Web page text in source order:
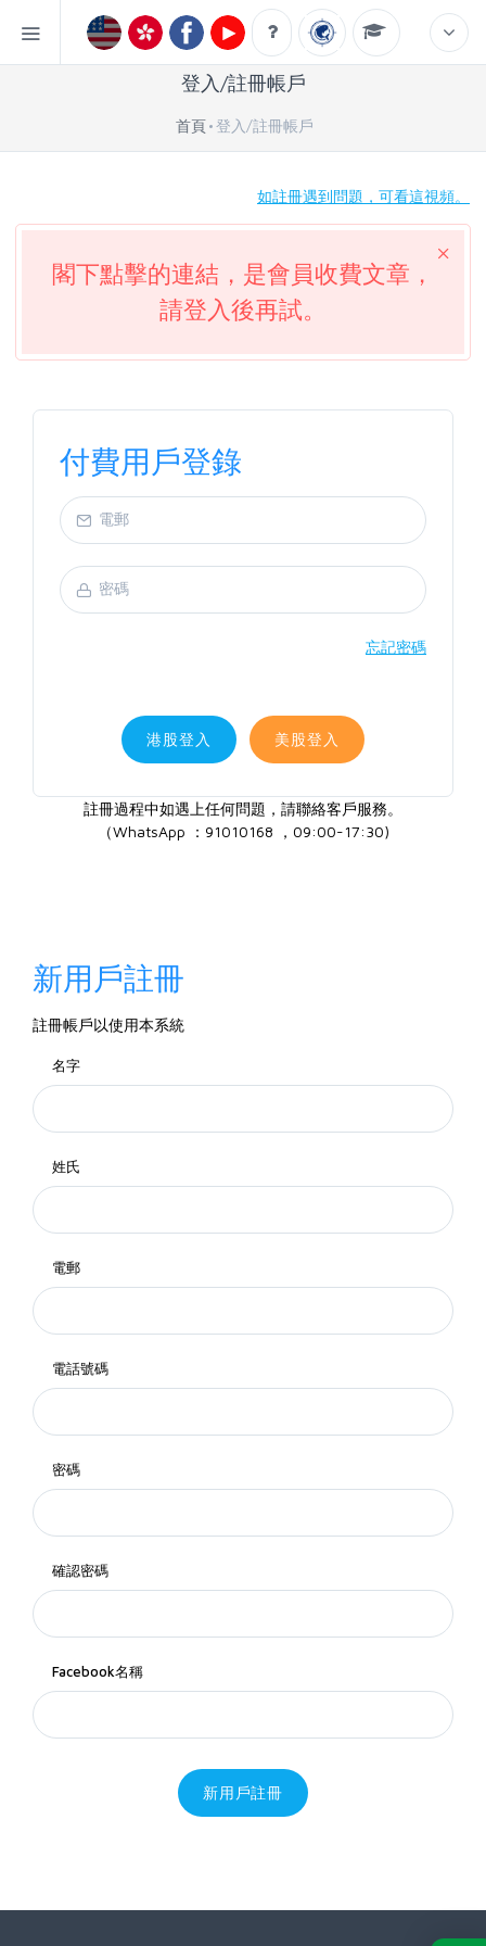
登入/註冊帳戶
首頁 登入/註冊帳戶
如註冊遇到問題，可看這視頻。
閣下點擊的連結，是會員收費文章，
請登入後再試。
付費用戶登錄
忘記密碼
港股登入 美股登入
註冊過程中如遇上任何問題，請聯絡客戶服務。
（WhatsApp ：91010168 ，09:00-17:30)
新用戶註冊
註冊帳戶以使用本系統
名字
姓氏
電郵
電話號碼
密碼
確認密碼
Facebook名稱
新用戶註冊